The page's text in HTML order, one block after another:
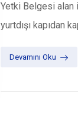
Yetki Belgesi alan
yurtdışı kapıdan
Devamını Oku